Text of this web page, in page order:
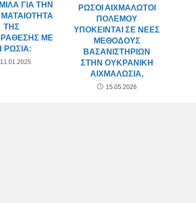
ΓΙΑ ΤΗΝ
ΤΗΣ
ΜΕ
ΡΩΣΊΑ:
11.01.2025
ΡΏΣΟΙ ΑΙΧΜΆΛΩΤΟΙ
ΠΟΛΈΜΟΥ
ΥΠΌΚΕΙΝΤΑΙ ΣΕ ΝΈΕΣ
ΜΕΘΌΔΟΥΣ
ΒΑΣΑΝΙΣΤΗΡΊΩΝ
ΣΤΗΝ ΟΥΚΡΑΝΙΚΉ
ΑΙΧΜΑΛΩΣΊΑ,
15.05.2026